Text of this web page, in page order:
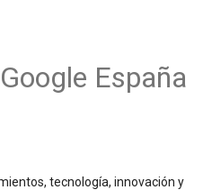
España
tecnología, innovación y